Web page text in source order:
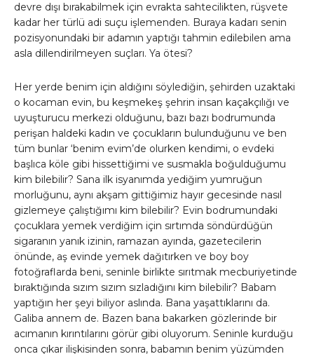
devre dışı bırakabilmek için evrakta sahtecilikten, rüşvete
kadar her türlü adi suçu işlemenden. Buraya kadarı senin
pozisyonundaki bir adamın yaptığı tahmin edilebilen ama
asla dillendirilmeyen suçları. Ya ötesi?
Her yerde benim için aldığını söylediğin, şehirden uzaktaki
o kocaman evin, bu keşmekeş şehrin insan kaçakçılığı ve
uyuşturucu merkezi olduğunu, bazı bazı bodrumunda
perişan haldeki kadın ve çocukların bulunduğunu ve ben
tüm bunlar ‘benim evim’de olurken kendimi, o evdeki
başlıca köle gibi hissettiğimi ve susmakla boğulduğumu
kim bilebilir? Sana ilk isyanımda yediğim yumruğun
morluğunu, aynı akşam gittiğimiz hayır gecesinde nasıl
gizlemeye çalıştığımı kim bilebilir? Evin bodrumundaki
çocuklara yemek verdiğim için sırtımda söndürdüğün
sigaranın yanık izinin, ramazan ayında, gazetecilerin
önünde, aş evinde yemek dağıtırken ve boy boy
fotoğraflarda beni, seninle birlikte sırıtmak mecburiyetinde
bıraktığında sızım sızım sızladığını kim bilebilir? Babam
yaptığın her şeyi biliyor aslında. Bana yaşattıklarını da.
Galiba annem de. Bazen bana bakarken gözlerinde bir
acımanın kırıntılarını görür gibi oluyorum. Seninle kurduğu
onca çıkar ilişkisinden sonra, babamın benim yüzümden